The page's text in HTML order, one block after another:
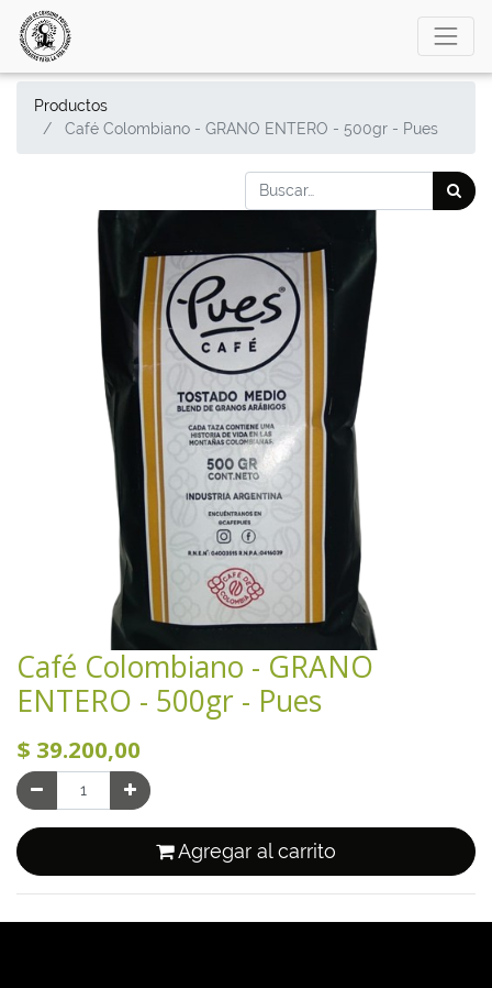
Productos
Café Colombiano - GRANO ENTERO - 500gr - Pues
Café Colombiano - GRANO
ENTERO - 500gr - Pues
$ 39.200,00
Agregar al carrito